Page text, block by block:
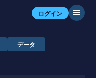
ログイン
データ